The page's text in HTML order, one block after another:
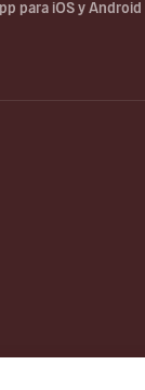
para iOS y Android